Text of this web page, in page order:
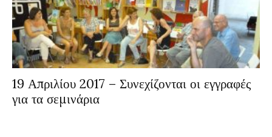
19 Απριλίου 2017 – Συνεχίζονται οι εγγραφές
για τα σεμινάρια